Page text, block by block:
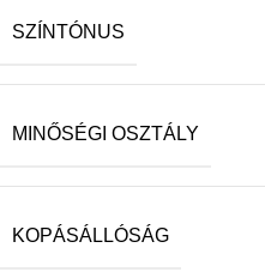
SZÍNTÓNUS
MINŐSÉGI OSZTÁLY
KOPÁSÁLLÓSÁG